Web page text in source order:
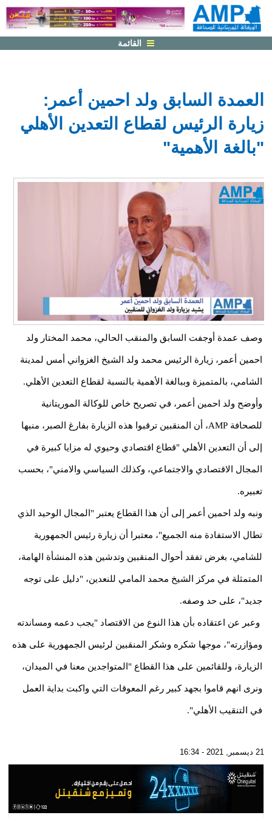
القائمة
العمدة السابق ولد احمين أعمر:
زيارة الرئيس لقطاع التعدين الأهلي
"بالغة الأهمية"
وصف عمدة أوجفت السابق والمنقب الحالي، محمد المختار ولد
احمين أعمر، زيارة الرئيس محمد ولد الشيخ الغزواني أمس لمدينة
الشامي، بالمتميزة وببالغة الأهمية بالنسبة لقطاع التعدين الأهلي.
وأوضح ولد احمين أعمر، في تصريح خاص للوكالة الموريتانية
للصحافة AMP، أن المنقبين ترقبوا هذه الزيارة بفارغ الصبر، منبها
إلى أن التعدين الأهلي "قطاع اقتصادي وحيوي له مزايا كبيرة في
المجال الاقتصادي والاجتماعي، وكذلك السياسي والامني"، بحسب
تعبيره.
ونبه ولد احمين أعمر إلى أن هذا القطاع يعتبر "المجال الوحيد الذي
تطال الاستفادة منه الجميع"، معتبرا أن زيارة رئيس الجمهورية
للشامي، بغرض تفقد أحوال المنقبين وتدشين هذه المنشأة الهامة،
المتمثلة في مركز الشيخ محمد المامي للنعدين، "دليل على توجه
جديد"، على حد وصفه.
وعبر عن اعتقاده بأن هذا النوع من الاقتصاد "يجب دعمه ومساندته
ومؤازرته"، موجها شكره وشكر المنقبين لرئيس الجمهورية على هذه
الزيارة، وللقائمين على هذا القطاع "المتواجدين معنا في الميدان،
ونرى انهم قاموا بجهد كبير رغم المعوقات التي واكبت بداية العمل
في التنقيب الأهلي".
21 ديسمبر, 2021 - 16:34